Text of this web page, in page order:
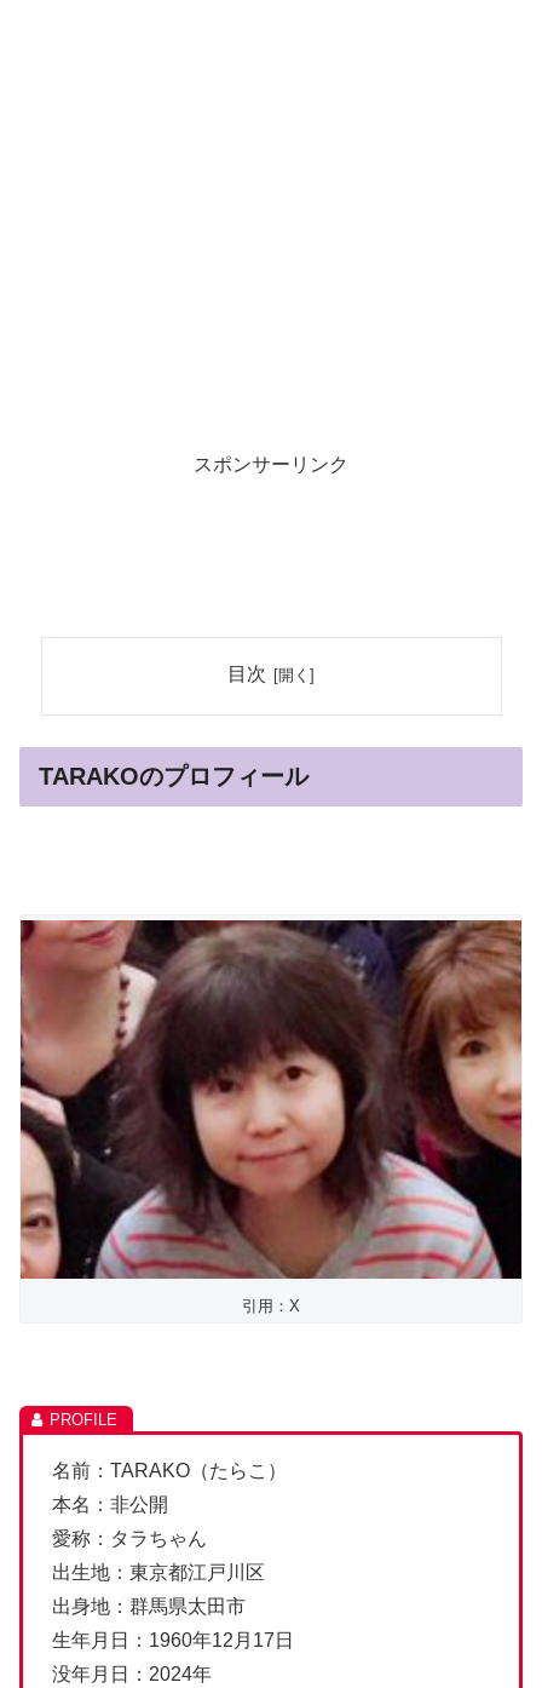
スポンサーリンク
目次
TARAKOのプロフィール
引用：X
名前：TARAKO（たらこ）
本名：非公開
愛称：タラちゃん
出生地：東京都江戸川区
出身地：群馬県太田市
生年月日：1960年12月17日
没年月日：2024年